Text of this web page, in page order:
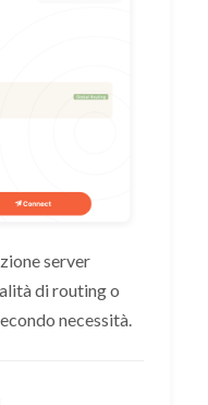
server
di routing o
necessità.